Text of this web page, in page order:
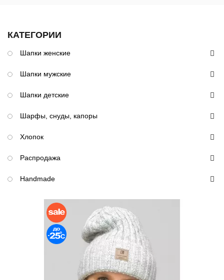
КАТЕГОРИИ
Шапки женские
Шапки мужские
Шапки детские
Шарфы, снуды, капоры
Хлопок
Распродажа
Handmade